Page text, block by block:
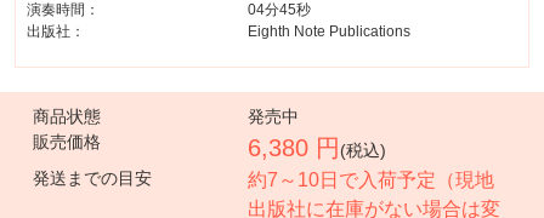
演奏時間：
04分45秒
出版社：
Eighth Note Publications
商品状態
発売中
販売価格
6,380 円 (税込)
発送までの目安
約7～10日で入荷予定（現地
出版社に在庫がない場合は変